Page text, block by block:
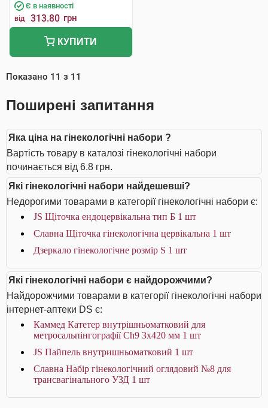
Є в наявності
від 313.80 грн
КУПИТИ
Показано 11 з 11
Поширені запитання
Яка ціна на гінекологічні набори ?
Вартість товару в каталозі гінекологічні набори
починається від 6.8 грн.
Які гінекологічні набори найдешевші?
Недорогими товарами в категорії гінекологічні набори є:
JS Щіточка ендоцервікальна тип Б 1 шт
Славна Щіточка гінекологічна цервікальна 1 шт
Дзеркало гінекологічне розмір S 1 шт
Які гінекологічні набори є найдорожчими?
Найдорожчими товарами в категорії гінекологічні набори
інтернет-аптеки DS є:
Каммед Катетер внутрішньоматковий для
метросальпінгографії Ch9 3x420 мм 1 шт
JS Пайпель внутришньоматковий 1 шт
Славна Набір гінекологічний оглядовий №8 для
трансвагінального УЗД 1 шт